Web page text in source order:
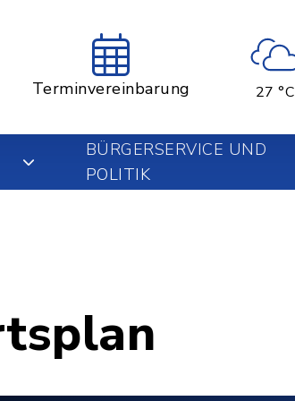
Terminvereinbarung 27 °C
BÜRGERSERVICE UND
POLITIK